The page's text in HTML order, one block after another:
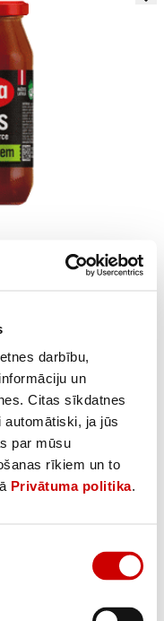
darbību,
un
Citas sīkdatnes
ja jūs
par mūsu
rīkiem un to
Privātuma politika.